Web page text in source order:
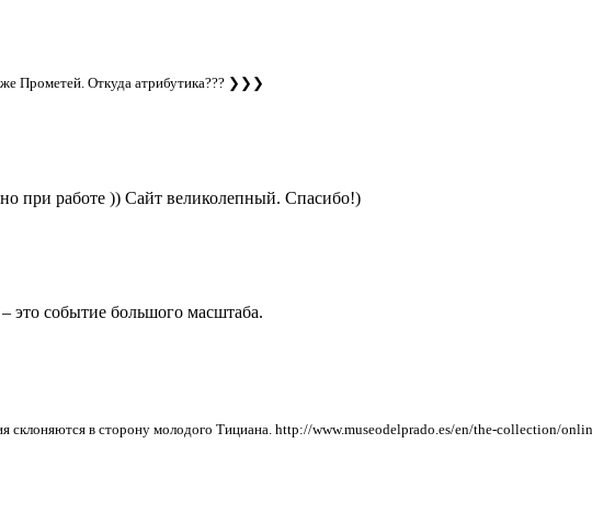
Прометей. Откуда атрибутика??? ❯❯❯
при работе )) Сайт великолепный. Спасибо!)
событие большого масштаба.
склоняются в сторону молодого Тициана. http://www.museodelprado.es/en/the-collection/